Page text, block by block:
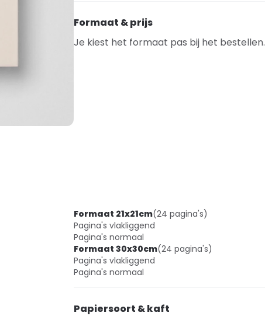
Formaat & prijs
Je kiest het formaat pas bij het bestellen.
Formaat 21x21cm(24 pagina's)
Pagina's vlakliggend
Pagina's normaal
Formaat 30x30cm(24 pagina's)
Pagina's vlakliggend
Pagina's normaal
Papiersoort & kaft